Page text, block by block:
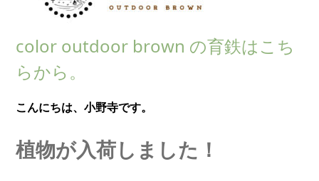
color outdoor brown の育鉄はこち
らから。
こんにちは、小野寺です。
植物が入荷しました！